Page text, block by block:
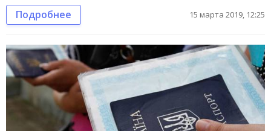
Подробнее 15 марта 2019, 12:25